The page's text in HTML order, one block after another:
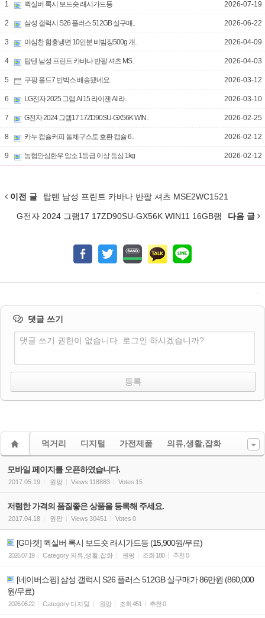
1 퀵실버 록시 보드숏 래시가드등 2026-07-19
2 삼성 갤럭시 S26 플러스 512GB 실구매.. 2026-06-22
3 야심찬 함흥냉면 10인분 비빔장500g 개.. 2026-04-09
4 탑텐 남성 프린트 카바나 반팔 셔츠 MS.. 2026-04-03
5 쿠팡 폴드7 빈박스 배송됐네요. 2026-03-12
6 LG전자 2025 그램 AI 15 라이젠 AI 라.. 2026-03-10
7 G전자 2024 그램17 17ZD90SU-GX56K WIN.. 2026-02-25
8 카누 캡슐커피 돌체구스토 호환 캡슐 6.. 2026-02-12
9 농협안심한우 암소 1등급 이상 등심 1kg 2026-02-12
이전 글 탑텐 남성 프린트 카바나 반팔 셔츠 MSE2WC1521
G전자 2024 그램17 17ZD90SU-GX56K WIN11 16GB램 다음 글
댓글 쓰기
댓글 쓰기 권한이 없습니다. 로그인 하시겠습니까?
먹거리 디지털 가전제품 의류,생활,잡화
모바일 페이지를 오픈하였습니다.
2017.05.19 원팡 Views 118883 Votes 15
저렴한 가격의 품질좋은 상품을 등록해 주세요.
2017.04.18 원팡 Views 30451 Votes 0
[G마켓] 퀵실버 록시 보드숏 래시가드등 (15,900원/무료)
2026.07.19 Category 의류,생활,잡화 원팡 조회 180 추천 0
[네이버쇼핑] 삼성 갤럭시 S26 플러스 512GB 실구매가 86만원 (860,000
원/무료)
2026.06.22 Category 디지털 원팡 조회 451 추천 0